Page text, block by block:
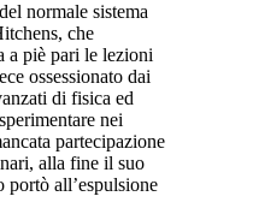
normale sistema
che
a piè pari le lezioni
ossessionato dai
di fisica ed
nei
partecipazione
alla fine il suo
portò all’espulsione